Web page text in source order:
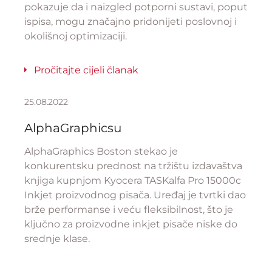
pokazuje da i naizgled potporni sustavi, poput
ispisa, mogu značajno pridonijeti poslovnoj i
okolišnoj optimizaciji.
Pročitajte cijeli članak
25.08.2022
AlphaGraphicsu
AlphaGraphics Boston stekao je
konkurentsku prednost na tržištu izdavaštva
knjiga kupnjom Kyocera TASKalfa Pro 15000c
Inkjet proizvodnog pisača. Uređaj je tvrtki dao
brže performanse i veću fleksibilnost, što je
ključno za proizvodne inkjet pisače niske do
srednje klase.